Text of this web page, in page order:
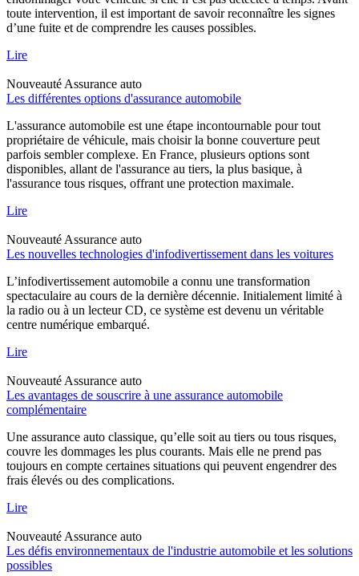
toute intervention, il est important de savoir reconnaître les signes
d’une fuite et de comprendre les causes possibles.
Lire
Nouveauté Assurance auto
Les différentes options d'assurance automobile
L'assurance automobile est une étape incontournable pour tout
propriétaire de véhicule, mais choisir la bonne couverture peut
parfois sembler complexe. En France, plusieurs options sont
disponibles, allant de l'assurance au tiers, la plus basique, à
l'assurance tous risques, offrant une protection maximale.
Lire
Nouveauté Assurance auto
Les nouvelles technologies d'infodivertissement dans les voitures
L’infodivertissement automobile a connu une transformation
spectaculaire au cours de la dernière décennie. Initialement limité à
la radio ou à un lecteur CD, ce système est devenu un véritable
centre numérique embarqué.
Lire
Nouveauté Assurance auto
Les avantages de souscrire à une assurance automobile
complémentaire
Une assurance auto classique, qu’elle soit au tiers ou tous risques,
couvre les dommages les plus courants. Mais elle ne prend pas
toujours en compte certaines situations qui peuvent engendrer des
frais élevés ou des complications.
Lire
Nouveauté Assurance auto
Les défis environnementaux de l'industrie automobile et les solutions
possibles